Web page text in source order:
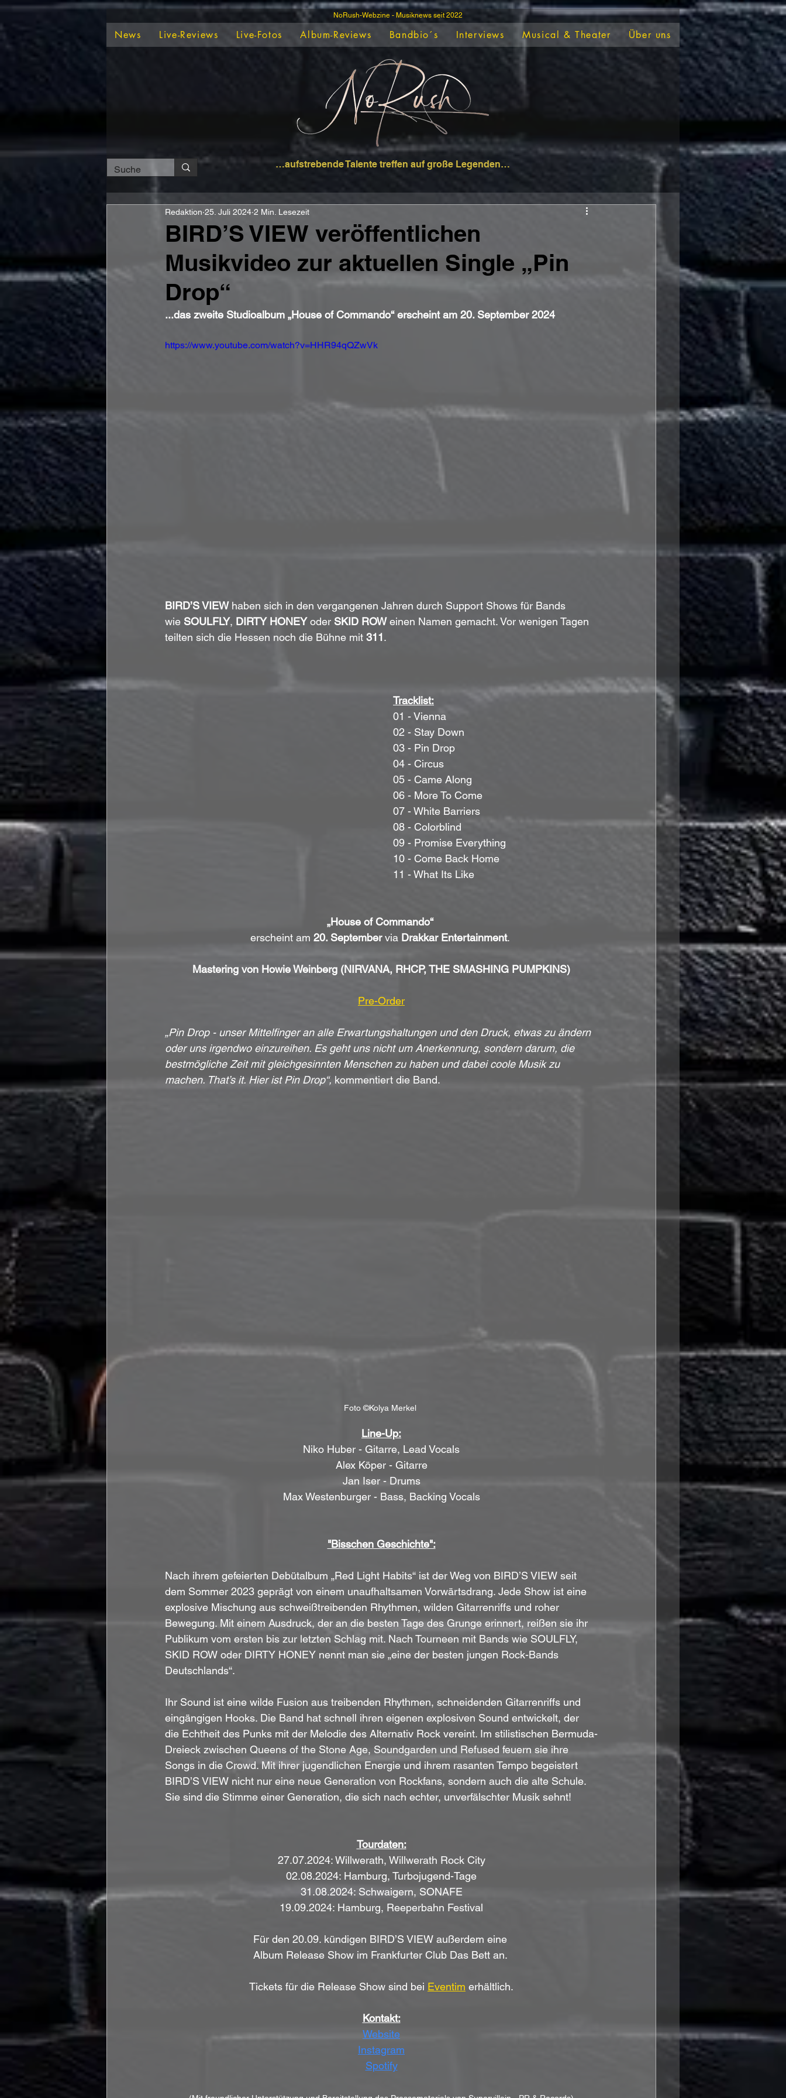
NoRush-Webzine - Musiknews seit 2022
News Live-Reviews Live-Fotos Album-Reviews Bandbio´s Interviews Musical & Theater Über uns
…aufstrebende Talente treffen auf große Legenden…
BIRD’S VIEW veröffentlichen
Musikvideo zur aktuellen Single „Pin
Drop“
Redaktion 25. Juli 2024 2 Min. Lesezeit
...das zweite Studioalbum „House of Commando“ erscheint am 20. September 2024
https://www.youtube.com/watch?v=HHR94qQZwVk
BIRD’S VIEW haben sich in den vergangenen Jahren durch Support Shows für Bands
wie SOULFLY, DIRTY HONEY oder SKID ROW einen Namen gemacht. Vor wenigen Tagen
teilten sich die Hessen noch die Bühne mit 311.
Tracklist:
01 - Vienna
02 - Stay Down
03 - Pin Drop
04 - Circus
05 - Came Along
06 - More To Come
07 - White Barriers
08 - Colorblind
09 - Promise Everything
10 - Come Back Home
11 - What Its Like
„House of Commando“
erscheint am 20. September via Drakkar Entertainment.
Mastering von Howie Weinberg (NIRVANA, RHCP, THE SMASHING PUMPKINS)
Pre-Order
„Pin Drop - unser Mittelfinger an alle Erwartungshaltungen und den Druck, etwas zu ändern
oder uns irgendwo einzureihen. Es geht uns nicht um Anerkennung, sondern darum, die
bestmögliche Zeit mit gleichgesinnten Menschen zu haben und dabei coole Musik zu
machen. That’s it. Hier ist Pin Drop“, kommentiert die Band.
Foto ©Kolya Merkel
Line-Up:
Niko Huber - Gitarre, Lead Vocals
Alex Köper - Gitarre
Jan Iser - Drums
Max Westenburger - Bass, Backing Vocals
"Bisschen Geschichte":
Nach ihrem gefeierten Debütalbum „Red Light Habits“ ist der Weg von BIRD’S VIEW seit
dem Sommer 2023 geprägt von einem unaufhaltsamen Vorwärtsdrang. Jede Show ist eine
explosive Mischung aus schweißtreibenden Rhythmen, wilden Gitarrenriffs und roher
Bewegung. Mit einem Ausdruck, der an die besten Tage des Grunge erinnert, reißen sie ihr
Publikum vom ersten bis zur letzten Schlag mit. Nach Tourneen mit Bands wie SOULFLY,
SKID ROW oder DIRTY HONEY nennt man sie „eine der besten jungen Rock-Bands
Deutschlands“.
Ihr Sound ist eine wilde Fusion aus treibenden Rhythmen, schneidenden Gitarrenriffs und
eingängigen Hooks. Die Band hat schnell ihren eigenen explosiven Sound entwickelt, der
die Echtheit des Punks mit der Melodie des Alternativ Rock vereint. Im stilistischen Bermuda-
Dreieck zwischen Queens of the Stone Age, Soundgarden und Refused feuern sie ihre
Songs in die Crowd. Mit ihrer jugendlichen Energie und ihrem rasanten Tempo begeistert
BIRD’S VIEW nicht nur eine neue Generation von Rockfans, sondern auch die alte Schule.
Sie sind die Stimme einer Generation, die sich nach echter, unverfälschter Musik sehnt!
Tourdaten:
27.07.2024: Willwerath, Willwerath Rock City
02.08.2024: Hamburg, Turbojugend-Tage
31.08.2024: Schwaigern, SONAFE
19.09.2024: Hamburg, Reeperbahn Festival
Für den 20.09. kündigen BIRD’S VIEW außerdem eine
Album Release Show im Frankfurter Club Das Bett an.
Tickets für die Release Show sind bei Eventim erhältlich.
Kontakt:
Website
Instagram
Spotify